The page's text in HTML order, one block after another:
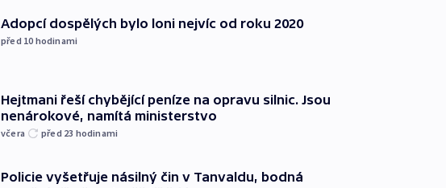
Adopcí dospělých bylo loni nejvíc od roku 2020
před 10 hodinami
Hejtmani řeší chybějící peníze na opravu silnic. Jsou
nenárokové, namítá ministerstvo
včera před 23 hodinami
Policie vyšetřuje násilný čin v Tanvaldu, bodná